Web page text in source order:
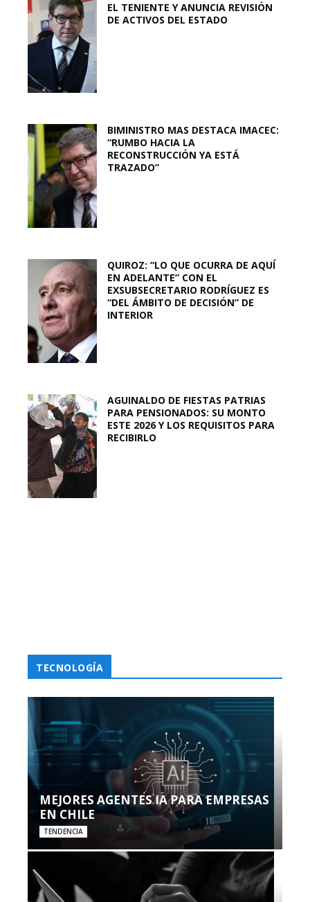
EL TENIENTE Y ANUNCIA REVISIÓN
DE ACTIVOS DEL ESTADO
BIMINISTRO MAS DESTACA IMACEC:
“RUMBO HACIA LA
RECONSTRUCCIÓN YA ESTÁ
TRAZADO”
QUIROZ: “LO QUE OCURRA DE AQUÍ
EN ADELANTE” CON EL
EXSUBSECRETARIO RODRÍGUEZ ES
“DEL ÁMBITO DE DECISIÓN” DE
INTERIOR
AGUINALDO DE FIESTAS PATRIAS
PARA PENSIONADOS: SU MONTO
ESTE 2026 Y LOS REQUISITOS PARA
RECIBIRLO
TECNOLOGÍA
MEJORES AGENTES IA PARA EMPRESAS
EN CHILE
TENDENCIA